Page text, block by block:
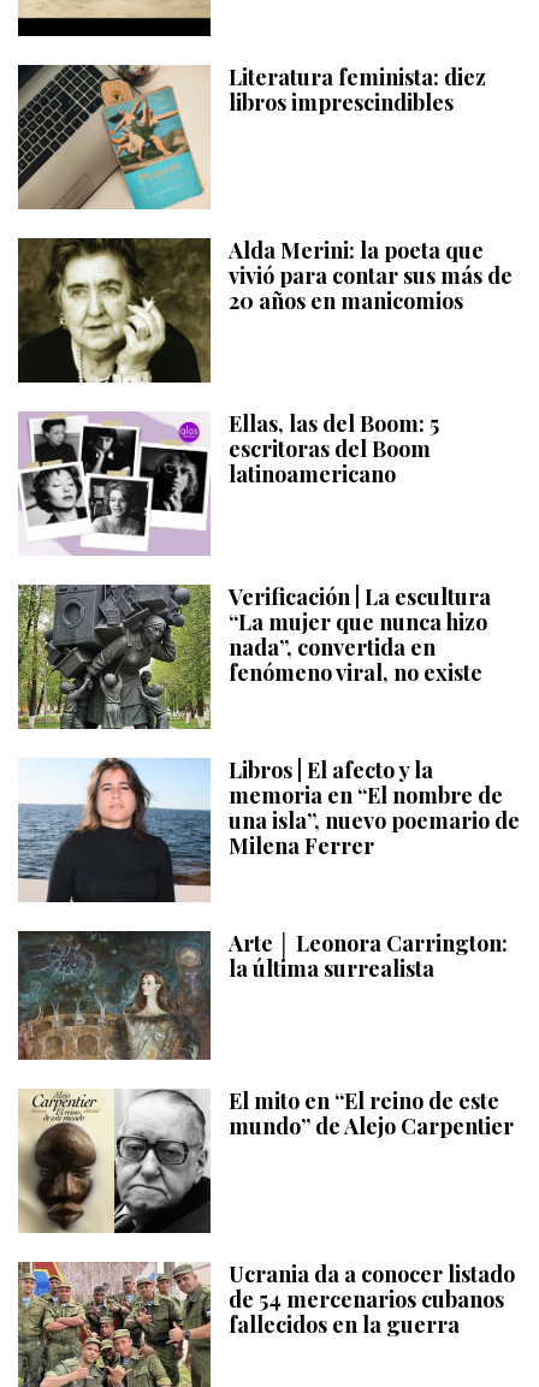
Literatura feminista: diez
libros imprescindibles
Alda Merini: la poeta que
vivió para contar sus más de
20 años en manicomios
Ellas, las del Boom: 5
escritoras del Boom
latinoamericano
Verificación | La escultura
“La mujer que nunca hizo
nada”, convertida en
fenómeno viral, no existe
Libros | El afecto y la
memoria en “El nombre de
una isla”, nuevo poemario de
Milena Ferrer
Arte │ Leonora Carrington:
la última surrealista
El mito en “El reino de este
mundo” de Alejo Carpentier
Ucrania da a conocer listado
de 54 mercenarios cubanos
fallecidos en la guerra